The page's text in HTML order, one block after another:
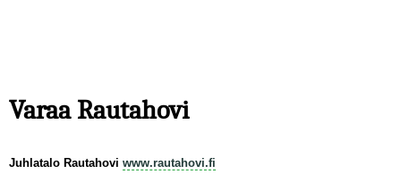
Varaa Rautahovi
Juhlatalo Rautahovi www.rautahovi.fi